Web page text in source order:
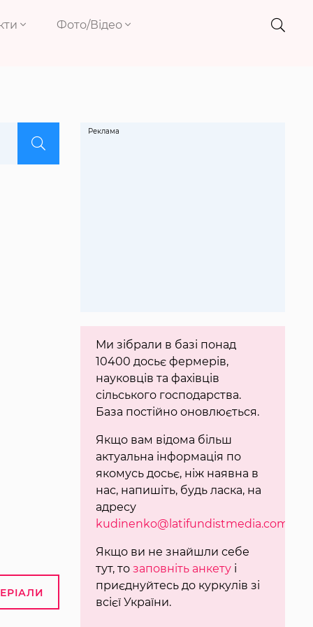
Фото/Відео
Ми зібрали в базі понад
10400 досьє фермерів,
науковців та фахівців
сільського господарства.
База постійно оновлюється.
Якщо вам відома більш
актуальна інформація по
якомусь досьє, ніж наявна в
нас, напишіть, будь ласка, на
адресу
kudinenko@latifundistmedia.com
Якщо ви не знайшли себе
тут, то заповніть анкетуі
приєднуйтесь до куркулів зі
всієї України.
Реклама